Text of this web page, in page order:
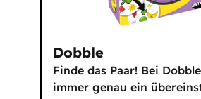
Dobble
Finde das Paar! Bei
immer genau ein